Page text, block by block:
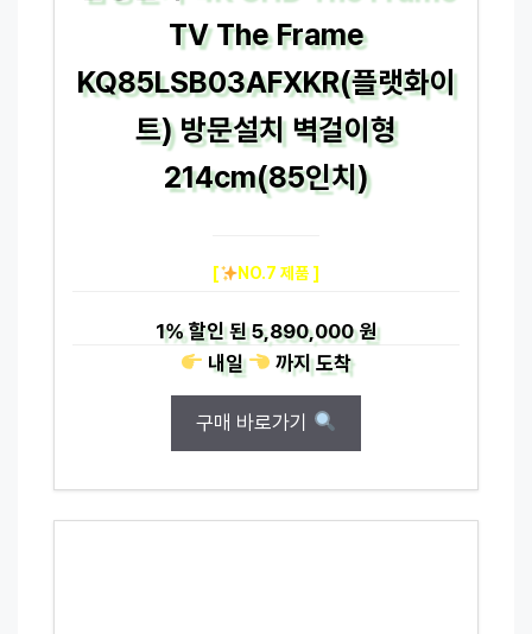
TV The Frame
KQ85LSB03AFXKR(플랫화이
트) 방문설치 벽걸이형
214cm(85인치)
[ NO.7 제품 ]
1%할인 된5,890,000 원
내일
까지도착
구매 바로가기